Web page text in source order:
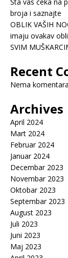
broja i saznajte
OBLIK VAŠIH
imaju ovakav
SVIM
Recent
Nema
Archives
April 2024
Mart 2024
Februar 2024
Januar 2024
Decembar 2023
Novembar 2023
Oktobar 2023
Septembar 2023
August 2023
Juli 2023
Juni 2023
Maj 2023